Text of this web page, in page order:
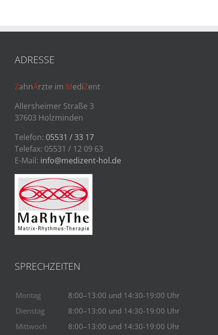
ADRESSE
ZahnÄrzte im MediZent
Allersheimer Straße 3
37603 Holzminden
Telefon: 05531 / 33 17
Telefax: 05531 / 12 09 63
E-Mail: info@medizent-hol.de
SPRECHZEITEN
Montag
8:00–13:00 und 14:30-19:00 Uhr
Dienstag
8:00–13:00 und 14:30-19:00 Uhr
Mittwoch
8:00–13:00 und 14:30-19:00 Uhr